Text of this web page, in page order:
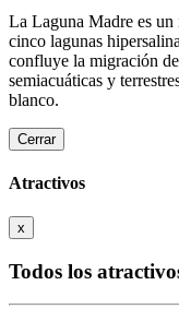
La Laguna Madre es un
cinco lagunas
confluye la migración de
semiacuáticas y
blanco.
Cerrar
Atractivos
x
Todos los